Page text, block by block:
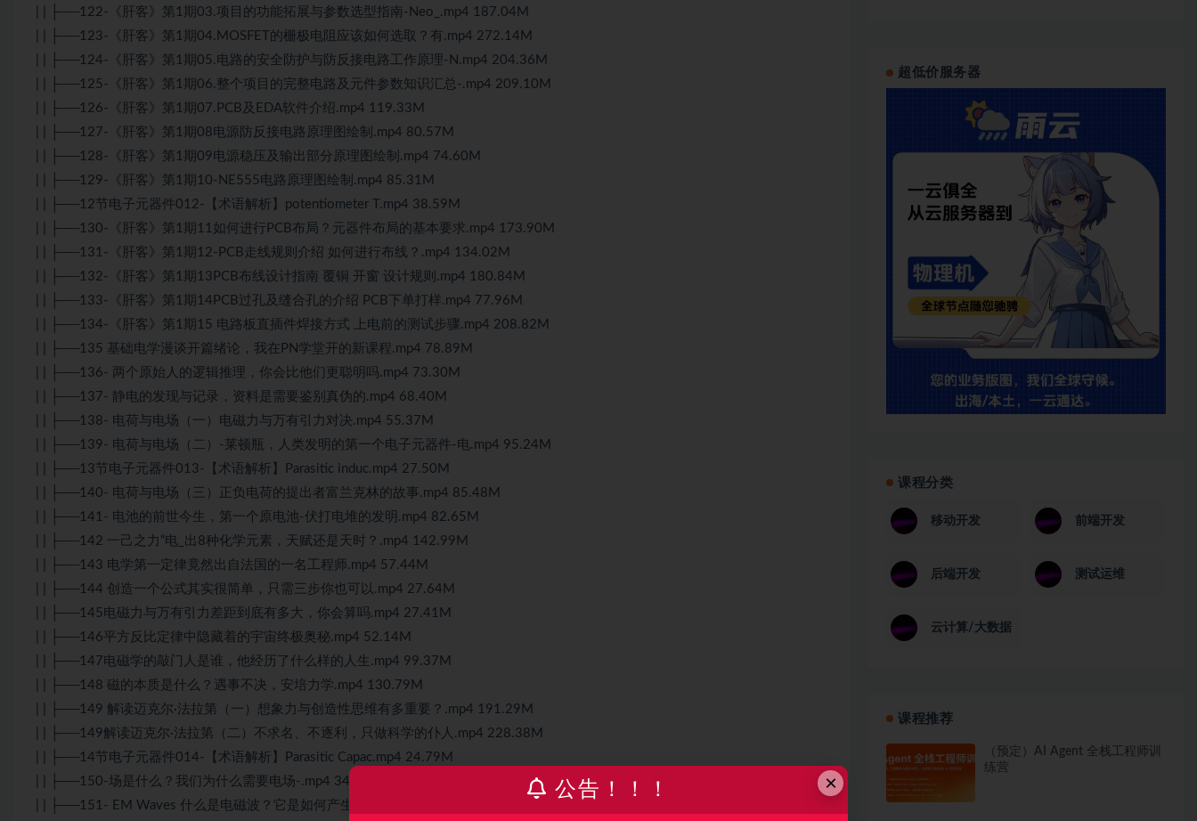
| | ├──122-《肝客》第1期03.项目的功能拓展与参数选型指南-Neo_.mp4 187.04M
| | ├──123-《肝客》第1期04.MOSFET的栅极电阻应该如何选取？有.mp4 272.14M
| | ├──124-《肝客》第1期05.电路的安全防护与防反接电路工作原理-N.mp4 204.36M
| | ├──125-《肝客》第1期06.整个项目的完整电路及元件参数知识汇总-.mp4 209.10M
| | ├──126-《肝客》第1期07.PCB及EDA软件介绍.mp4 119.33M
| | ├──127-《肝客》第1期08电源防反接电路原理图绘制.mp4 80.57M
| | ├──128-《肝客》第1期09电源稳压及输出部分原理图绘制.mp4 74.60M
| | ├──129-《肝客》第1期10-NE555电路原理图绘制.mp4 85.31M
| | ├──12节电子元器件012-【术语解析】potentiometer T.mp4 38.59M
| | ├──130-《肝客》第1期11如何进行PCB布局？元器件布局的基本要求.mp4 173.90M
| | ├──131-《肝客》第1期12-PCB走线规则介绍 如何进行布线？.mp4 134.02M
| | ├──132-《肝客》第1期13PCB布线设计指南 覆铜 开窗 设计规则.mp4 180.84M
| | ├──133-《肝客》第1期14PCB过孔及缝合孔的介绍 PCB下单打样.mp4 77.96M
| | ├──134-《肝客》第1期15 电路板直插件焊接方式 上电前的测试步骤.mp4 208.82M
| | ├──135 基础电学漫谈开篇绪论，我在PN学堂开的新课程.mp4 78.89M
| | ├──136- 两个原始人的逻辑推理，你会比他们更聪明吗.mp4 73.30M
| | ├──137- 静电的发现与记录，资料是需要鉴别真伪的.mp4 68.40M
| | ├──138- 电荷与电场（一）电磁力与万有引力对决.mp4 55.37M
| | ├──139- 电荷与电场（二）-莱顿瓶，人类发明的第一个电子元器件-电.mp4 95.24M
| | ├──13节电子元器件013-【术语解析】Parasitic induc.mp4 27.50M
| | ├──140- 电荷与电场（三）正负电荷的提出者富兰克林的故事.mp4 85.48M
| | ├──141- 电池的前世今生，第一个原电池-伏打电堆的发明.mp4 82.65M
| | ├──142 一己之力“电_出8种化学元素，天赋还是天时？.mp4 142.99M
| | ├──143 电学第一定律竟然出自法国的一名工程师.mp4 57.44M
| | ├──144 创造一个公式其实很简单，只需三步你也可以.mp4 27.64M
| | ├──145电磁力与万有引力差距到底有多大，你会算吗.mp4 27.41M
| | ├──146平方反比定律中隐藏着的宇宙终极奥秘.mp4 52.14M
| | ├──147电磁学的敲门人是谁，他经历了什么样的人生.mp4 99.37M
| | ├──148 磁的本质是什么？遇事不决，安培力学.mp4 130.79M
| | ├──149 解读迈克尔·法拉第（一）想象力与创造性思维有多重要？.mp4 191.29M
| | ├──149解读迈克尔·法拉第（二）不求名、不逐利，只做科学的仆人.mp4 228.38M
| | ├──14节电子元器件014-【术语解析】Parasitic Capac.mp4 24.79M
| | ├──150-场是什么？我们为什么需要电场-.mp4 34.37M
| | ├──151- EM Waves 什么是电磁波？它是如何产生的？-.mp4 25.76M
超低价服务器
课程分类
移动开发 前端开发
后端开发 测试运维
云计算/大数据
课程推荐
（预定）AI Agent 全栈工程师训
练营
×
公告！！！